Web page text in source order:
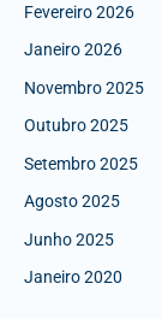
Fevereiro 2026
Janeiro 2026
Novembro 2025
Outubro 2025
Setembro 2025
Agosto 2025
Junho 2025
Janeiro 2020